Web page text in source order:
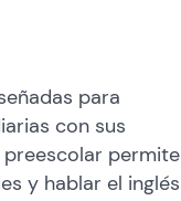
para
con sus
permite
y hablar el inglés